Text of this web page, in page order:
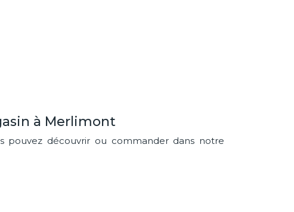
à Merlimont
pouvez découvrir ou commander dans notre